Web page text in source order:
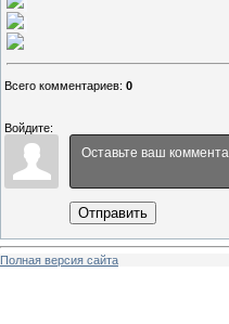
Всего комментариев: 0
Войдите:
Отправить
Полная версия сайта